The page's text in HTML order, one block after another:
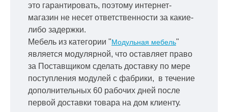
это гарантировать, поэтому интернет-
магазин не несет ответственности за какие-
либо задержки.
Мебель из категории "Модульная мебель"
является модулярной, что оставляет право
за Поставщиком сделать доставку по мере
поступления модулей с фабрики, в течение
дополнительных 60 рабочих дней после
первой доставки товара на дом клиенту.